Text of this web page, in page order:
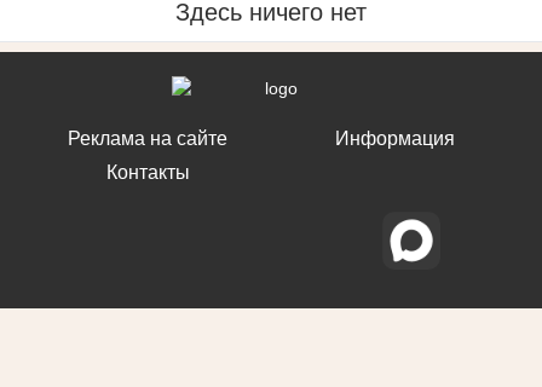
Здесь ничего нет
Реклама на сайте
Контакты
Информация